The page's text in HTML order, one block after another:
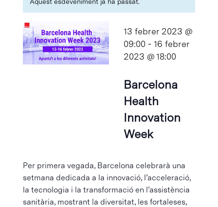
13 febrer 2023 @
09:00- 16 febrer
2023 @ 18:00
Barcelona
Health
Innovation
Week
Per primera vegada, Barcelona celebrarà una
setmana dedicada a la innovació, l’acceleració,
la tecnologia i la transformació en l’assistència
sanitària, mostrant la diversitat, les fortaleses,